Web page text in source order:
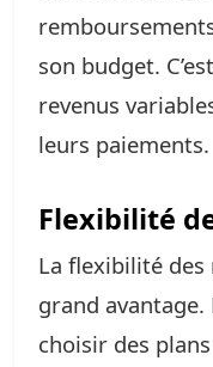
son budget.
revenus
leurs paiements.
Flexibilité
La flexibilité
grand
choisir des